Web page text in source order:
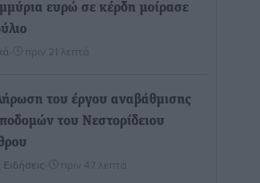
ευρώ σε κέρδη μοίρασε
πριν 21 λεπτά
του έργου αναβάθμισης
του Νεστορίδειου
Ειδήσεις πριν 47 λεπτά